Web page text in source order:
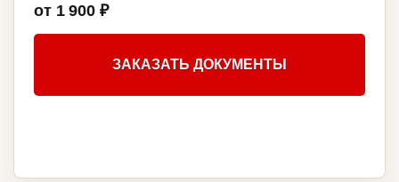
от 1 900 ₽
ЗАКАЗАТЬ ДОКУМЕНТЫ